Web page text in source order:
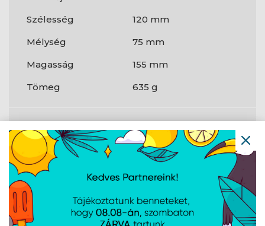
Szélesség
120 mm
Mélység
75 mm
Magasság
155 mm
Tömeg
635 g
Teljesítmény
Fordulatszám
(min.)
800 RPM
Fordulatszám
(max.)
Zajszint (magas
29,5 dB